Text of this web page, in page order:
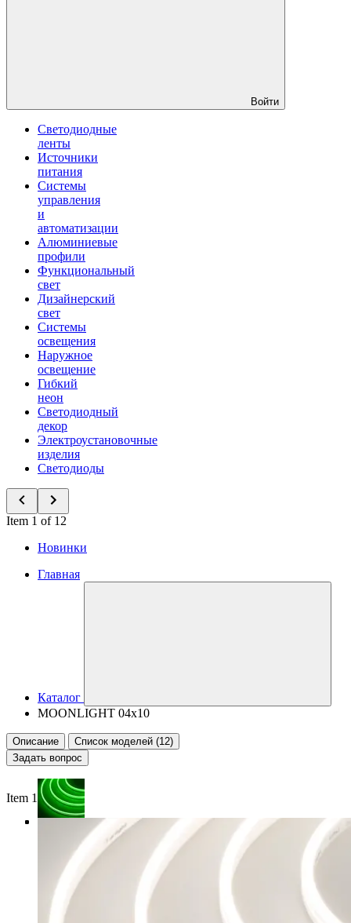
Войти
Светодиодные
ленты
Источники
питания
Системы
управления
и
автоматизации
Алюминиевые
профили
Функциональный
свет
Дизайнерский
свет
Системы
освещения
Наружное
освещение
Гибкий
неон
Светодиодный
декор
Электроустановочные
изделия
Светодиоды
Item 1 of 12
Новинки
Главная
Каталог
MOONLIGHT 04x10
Описание
Список моделей (12)
Задать вопрос
Item 1 of 4